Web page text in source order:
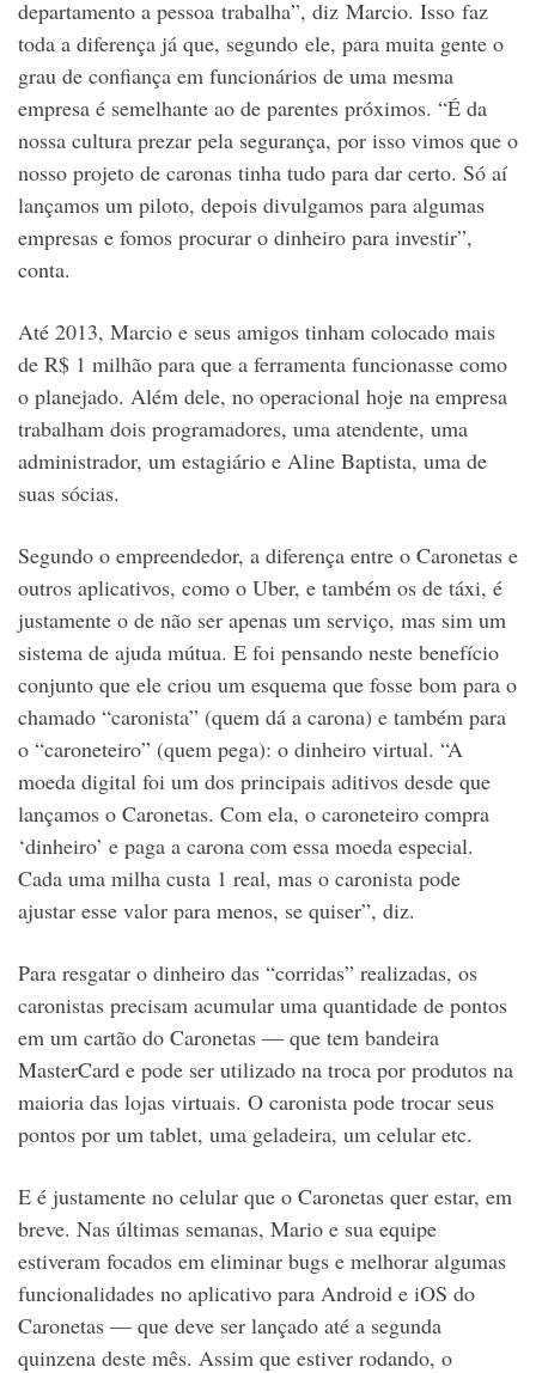
departamento a pessoa trabalha”, diz Marcio. Isso faz
toda a diferença já que, segundo ele, para muita gente o
grau de confiança em funcionários de uma mesma
empresa é semelhante ao de parentes próximos. “É da
nossa cultura prezar pela segurança, por isso vimos que o
nosso projeto de caronas tinha tudo para dar certo. Só aí
lançamos um piloto, depois divulgamos para algumas
empresas e fomos procurar o dinheiro para investir”,
conta.
Até 2013, Marcio e seus amigos tinham colocado mais
de R$ 1 milhão para que a ferramenta funcionasse como
o planejado. Além dele, no operacional hoje na empresa
trabalham dois programadores, uma atendente, uma
administrador, um estagiário e Aline Baptista, uma de
suas sócias.
Segundo o empreendedor, a diferença entre o Caronetas e
outros aplicativos, como o Uber, e também os de táxi, é
justamente o de não ser apenas um serviço, mas sim um
sistema de ajuda mútua. E foi pensando neste benefício
conjunto que ele criou um esquema que fosse bom para o
chamado “caronista” (quem dá a carona) e também para
o “caroneteiro” (quem pega): o dinheiro virtual. “A
moeda digital foi um dos principais aditivos desde que
lançamos o Caronetas. Com ela, o caroneteiro compra
‘dinheiro’ e paga a carona com essa moeda especial.
Cada uma milha custa 1 real, mas o caronista pode
ajustar esse valor para menos, se quiser”, diz.
Para resgatar o dinheiro das “corridas” realizadas, os
caronistas precisam acumular uma quantidade de pontos
em um cartão do Caronetas — que tem bandeira
MasterCard e pode ser utilizado na troca por produtos na
maioria das lojas virtuais. O caronista pode trocar seus
pontos por um tablet, uma geladeira, um celular etc.
E é justamente no celular que o Caronetas quer estar, em
breve. Nas últimas semanas, Mario e sua equipe
estiveram focados em eliminar bugs e melhorar algumas
funcionalidades no aplicativo para Android e iOS do
Caronetas — que deve ser lançado até a segunda
quinzena deste mês. Assim que estiver rodando, o